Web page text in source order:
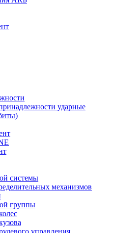
ударные
системы
механизмов
группы
управления